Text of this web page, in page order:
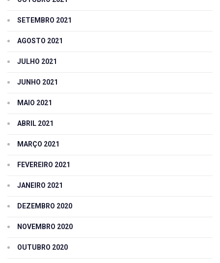
SETEMBRO 2021
AGOSTO 2021
JULHO 2021
JUNHO 2021
MAIO 2021
ABRIL 2021
MARÇO 2021
FEVEREIRO 2021
JANEIRO 2021
DEZEMBRO 2020
NOVEMBRO 2020
OUTUBRO 2020